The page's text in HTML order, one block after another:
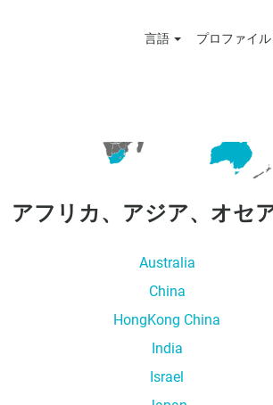
言語 プロファイ
アフリカ、アジア、オセ
Australia
China
HongKong China
India
Israel